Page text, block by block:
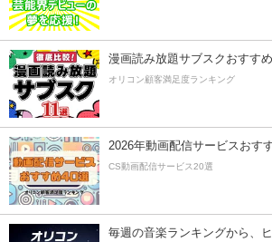
漫画読み放題サブスクおすす
オリコン顧客満足度ランキング
2026年動画配信サービスおす
CS動画配信サービス20選
毎週の音楽ランキングから、